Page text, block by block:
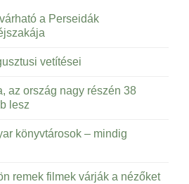
a Perseidák
vetítései
az ország nagy részén 38
lesz
könyvtárosok – mindig
remek filmek várják a nézőket